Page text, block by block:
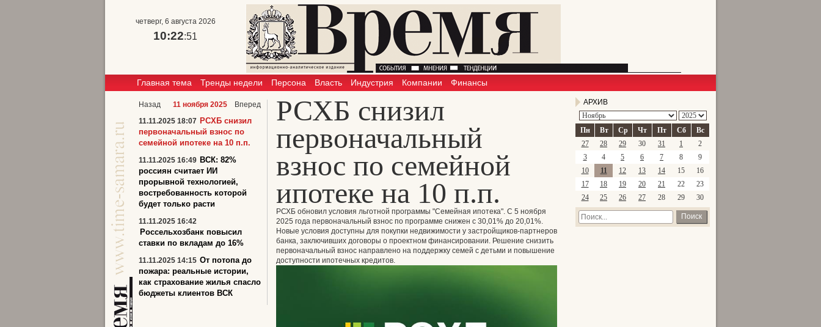
четверг, 6 августа 2026
10:22:52
Главная тема Тренды недели Персона Власть Индустрия Компании Финансы
РСХБ снизил
первоначальный
взнос по семейной
ипотеке на 10 п.п.
РСХБ обновил условия льготной программы "Семейная ипотека". С 5 ноября
2025 года первоначальный взнос по программе снижен с 30,01% до 20,01%.
Новые условия доступны для покупки недвижимости у застройщиков-партнеров
банка, заключивших договоры о проектном финансировании. Решение снизить
первоначальный взнос направлено на поддержку семей с детьми и повышение
доступности ипотечных кредитов.
Назад 11 ноября 2025
Вперед
11.11.2025 18:07 РСХБ снизил
первоначальный взнос по
семейной ипотеке на 10 п.п.
11.11.2025 16:49 ВСК: 82%
россиян считает ИИ
прорывной технологией,
востребованность которой
будет только расти
11.11.2025 16:42
Россельхозбанк повысил
ставки по вкладам до 16%
11.11.2025 14:15 От потопа до
пожара: реальные истории,
как страхование жилья спасло
бюджеты клиентов ВСК
АРХИВ
Пн Вт Ср Чт Пт Сб
Вс
27
28 29 30 31 1
2
3
4 5 6 7 8
9
10
11 12 13 14 15
16
17
18 19 20 21 22
23
24
25 26 27 28 29 30
Поиск